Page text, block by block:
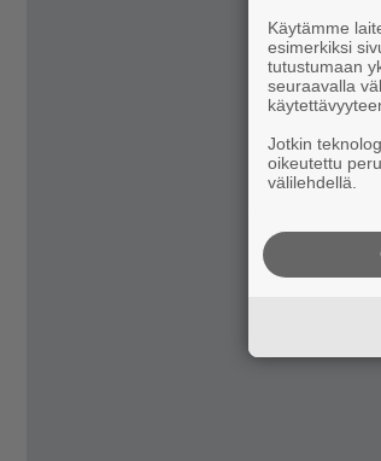
Käytämme
esimerkiksi
tutustumaan
seuraavalla
Jotkin
oikeutettu
välilehdellä.